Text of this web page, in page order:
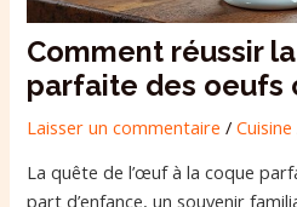
Comment réussir
parfaite des oeufs
Laisser un commentaire /Cuisine
La quête de l’œuf à la coque
part d’enfance, un souvenir